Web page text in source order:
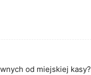
od miejskiej kasy?